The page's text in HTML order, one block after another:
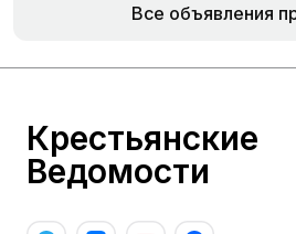
Все объявления
Крестьянские
Ведомости